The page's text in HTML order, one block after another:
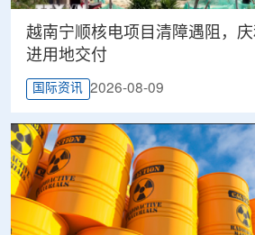
越南宁顺核电项目清障遇阻，
进用地交付
国际资讯 2026-08-09